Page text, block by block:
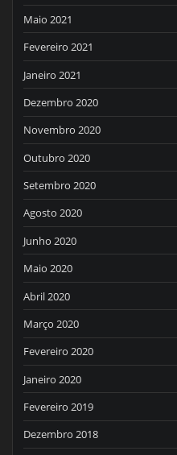
Maio 2021
Fevereiro 2021
Janeiro 2021
Dezembro 2020
Novembro 2020
Outubro 2020
Setembro 2020
Agosto 2020
Junho 2020
Maio 2020
Abril 2020
Março 2020
Fevereiro 2020
Janeiro 2020
Fevereiro 2019
Dezembro 2018